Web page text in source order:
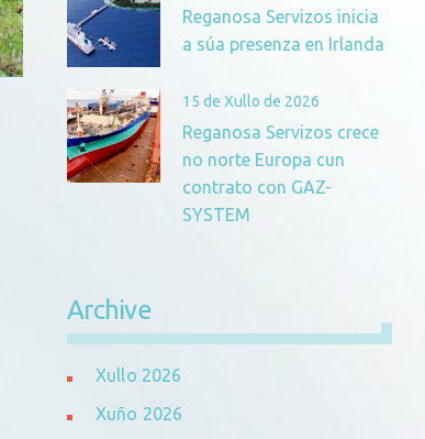
Reganosa Servizos inicia
a súa presenza en Irlanda
Reganosa Servizos crece
no norte Europa cun
contrato con GAZ-
SYSTEM
15 de Xullo de 2026
Archive
Xullo 2026
Xuño 2026